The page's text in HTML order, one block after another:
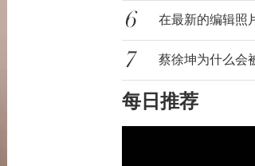
价迪
在最新的编辑照
无瑕
蔡徐坤为什么会
吗还
每日推荐